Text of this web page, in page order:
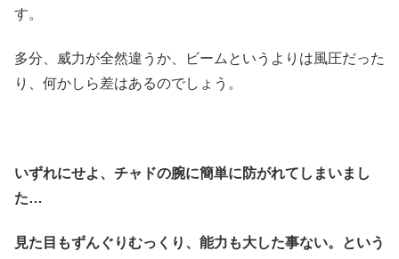
す。
多分、威力が全然違うか、ビームというよりは風圧だった
り、何かしら差はあるのでしょう。
いずれにせよ、チャドの腕に簡単に防がれてしまいまし
た…
見た目もずんぐりむっくり、能力も大した事ない。という